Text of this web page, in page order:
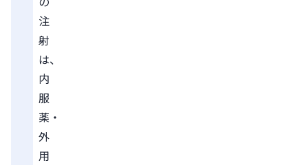
注
射
は、
内
服
薬・
外
用